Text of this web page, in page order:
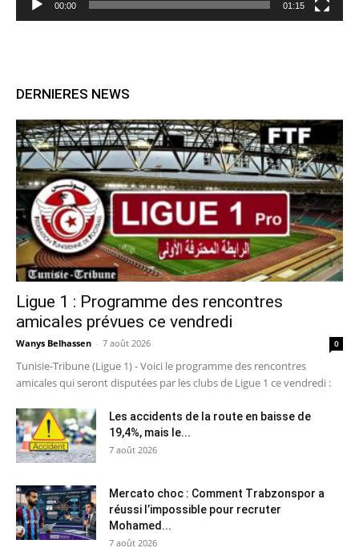
00:00 01:15
DERNIERES NEWS
Ligue 1 : Programme des rencontres
amicales prévues ce vendredi
Wanys Belhassen - 7 août 2026 0
Tunisie-Tribune (Ligue 1) - Voici le programme des rencontres
amicales qui seront disputées par les clubs de Ligue 1 ce vendredi :
Les accidents de la route en baisse de
19,4%, mais le...
7 août 2026
Mercato choc : Comment Trabzonspor a
réussi l’impossible pour recruter
Mohamed...
7 août 2026